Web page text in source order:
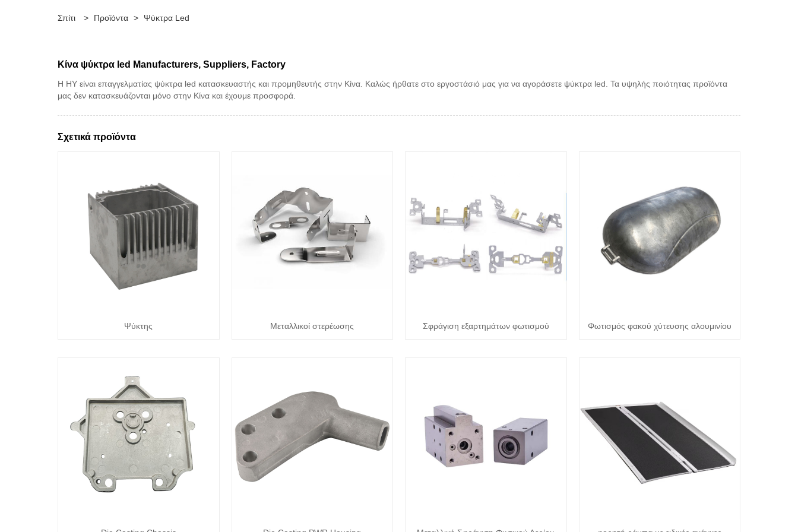
Σπίτι > Προϊόντα > Ψύκτρα Led
Κίνα ψύκτρα led Manufacturers, Suppliers, Factory
Η HY είναι επαγγελματίας ψύκτρα led κατασκευαστής και προμηθευτής στην Κίνα. Καλώς ήρθατε στο εργοστάσιό μας για να αγοράσετε ψύκτρα led. Τα υψηλής ποιότητας προϊόντα
μας δεν κατασκευάζονται μόνο στην Κίνα και έχουμε προσφορά.
Σχετικά προϊόντα
Ψύκτης Μεταλλικοί στερέωσης Σφράγιση εξαρτημάτων φωτισμού Φωτισμός φακού χύτευσης αλουμινίου